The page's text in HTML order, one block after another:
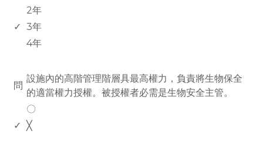
2年
✓ 3年
4年
問
設施內的高階管理階層具最高權力，負責將生物保全
的適當權力授權。被授權者必需是生物安全主管。
〇
✓ ╳